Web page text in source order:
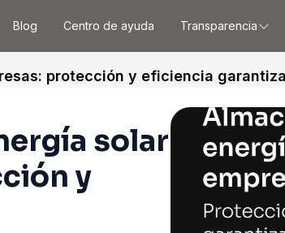
Blog Centro de ayuda Transparencia
protección y eficiencia
solar
y